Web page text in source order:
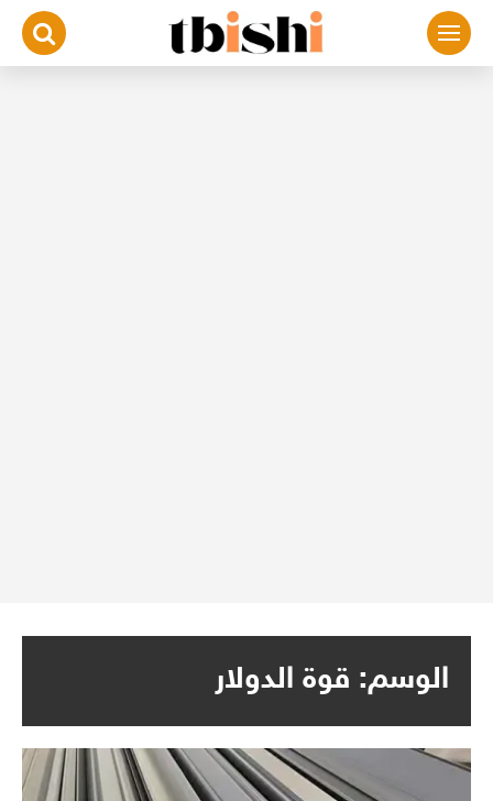
التجاوز
المحتوى
الوسم: قوة الدولار